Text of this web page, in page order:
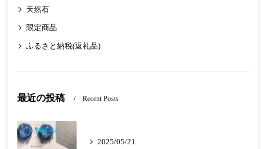
天然石
限定商品
ふるさと納税(返礼品)
最近の投稿 Recent Posts
2025/05/21